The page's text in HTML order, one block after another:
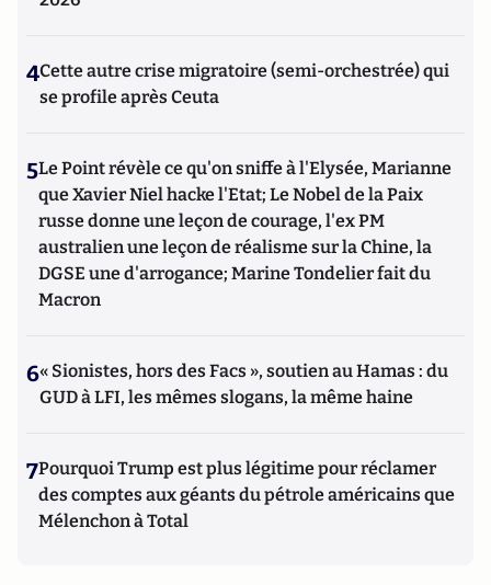
4Cette autre crise migratoire (semi-orchestrée) qui
se profile après Ceuta
5Le Point révèle ce qu'on sniffe à l'Elysée, Marianne
que Xavier Niel hacke l'Etat; Le Nobel de la Paix
russe donne une leçon de courage, l'ex PM
australien une leçon de réalisme sur la Chine, la
DGSE une d'arrogance; Marine Tondelier fait du
Macron
6« Sionistes, hors des Facs », soutien au Hamas : du
GUD à LFI, les mêmes slogans, la même haine
7Pourquoi Trump est plus légitime pour réclamer
des comptes aux géants du pétrole américains que
Mélenchon à Total